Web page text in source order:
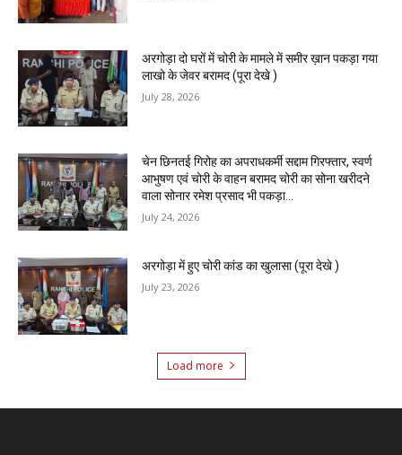
अरगोड़ा दो घरों में चोरी के मामले में समीर ख़ान पकड़ा गया
लाखो के जेवर बरामद (पूरा देखे )
July 28, 2026
चेन छिनतई गिरोह का अपराधकर्मी सद्दाम गिरफ्तार, स्वर्ण
आभुषण एवं चोरी के वाहन बरामद चोरी का सोना खरीदने
वाला सोनार रमेश प्रसाद भी पकड़ा...
July 24, 2026
अरगोड़ा में हुए चोरी कांड का खुलासा (पूरा देखे )
July 23, 2026
Load more